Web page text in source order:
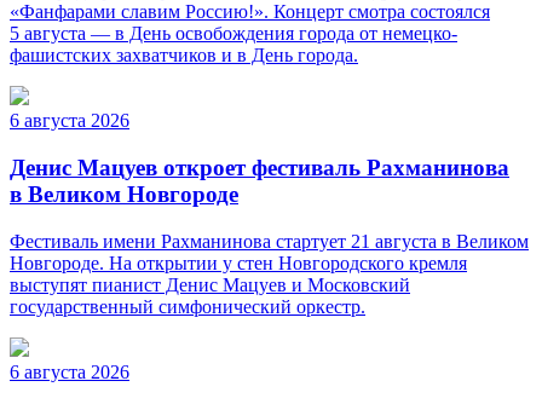
«Фанфарами славим Россию!». Концерт смотра состоялся
5 августа — в День освобождения города от немецко-
фашистских захватчиков и в День города.
6 августа 2026
Денис Мацуев откроет фестиваль Рахманинова
в Великом Новгороде
Фестиваль имени Рахманинова стартует 21 августа в Великом
Новгороде. На открытии у стен Новгородского кремля
выступят пианист Денис Мацуев и Московский
государственный симфонический оркестр.
6 августа 2026